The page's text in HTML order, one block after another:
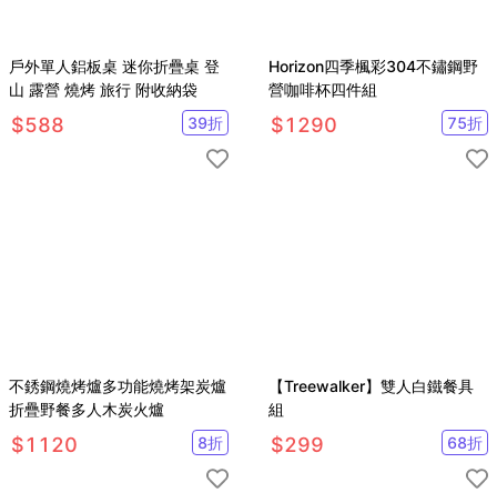
戶外單人鋁板桌 迷你折疊桌 登
山 露營 燒烤 旅行 附收納袋
$588 39折
Horizon四季楓彩304不鏽鋼野
營咖啡杯四件組
$1290 75折
不銹鋼燒烤爐多功能燒烤架炭爐
折疊野餐多人木炭火爐
$1120 8折
【Treewalker】雙人白鐵餐具
組
$299 68折